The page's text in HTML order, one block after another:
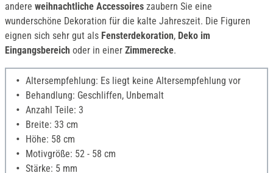
andere weihnachtliche Accessoires zaubern Sie eine
wunderschöne Dekoration für die kalte Jahreszeit. Die Figuren
eignen sich sehr gut als Fensterdekoration, Deko im
Eingangsbereich oder in einer Zimmerecke.
Altersempfehlung: Es liegt keine Altersempfehlung vor
Behandlung: Geschliffen, Unbemalt
Anzahl Teile: 3
Breite: 33 cm
Höhe: 58 cm
Motivgröße: 52 - 58 cm
Stärke: 5 mm